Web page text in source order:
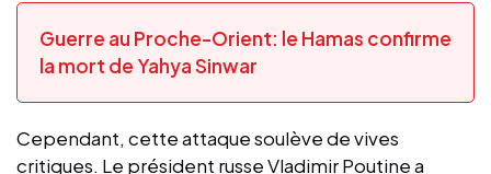
Guerre au Proche-Orient: le Hamas confirme
la mort de Yahya Sinwar
Cependant, cette attaque soulève de vives
critiques. Le président russe Vladimir Poutine a